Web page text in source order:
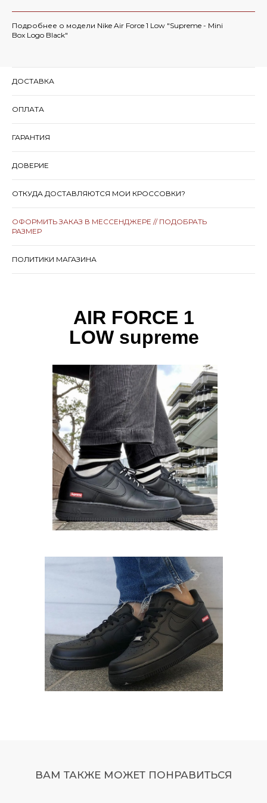
Подробнее о модели Nike Air Force 1 Low "Supreme - Mini
Box Logo Black"
ДОСТАВКА
ОПЛАТА
ГАРАНТИЯ
ДОВЕРИЕ
ОТКУДА ДОСТАВЛЯЮТСЯ МОИ КРОССОВКИ?
ОФОРМИТЬ ЗАКАЗ В МЕССЕНДЖЕРЕ // ПОДОБРАТЬ
РАЗМЕР
ПОЛИТИКИ МАГАЗИНА
AIR FORCE 1
LOW supreme
ВАМ ТАКЖЕ МОЖЕТ ПОНРАВИТЬСЯ